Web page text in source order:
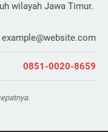
wilayah Jawa Timur.
example@website.com
0851-0020-8659